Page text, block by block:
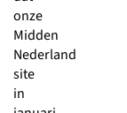
onze
Midden
Nederland
site
in